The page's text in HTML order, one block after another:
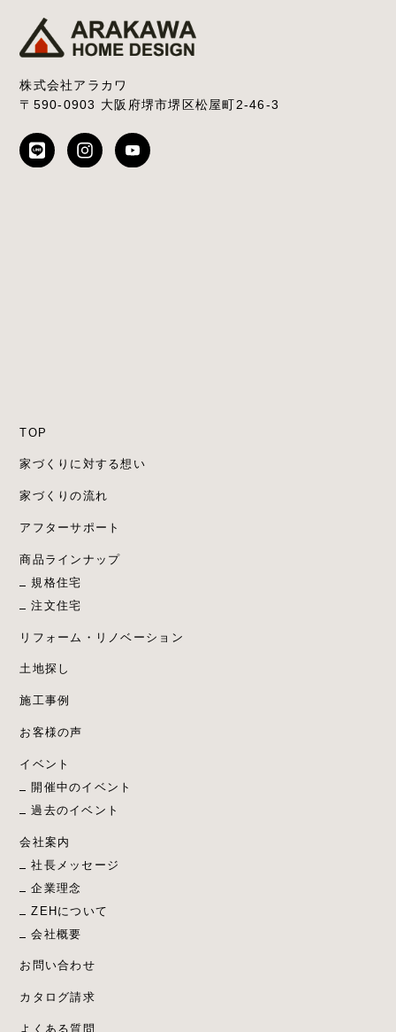
株式会社アラカワ
〒590-0903 大阪府堺市堺区松屋町2-46-3
TOP
家づくりに対する想い
家づくりの流れ
アフターサポート
商品ラインナップ
規格住宅
注文住宅
リフォーム・リノベーション
土地探し
施工事例
お客様の声
イベント
開催中のイベント
過去のイベント
会社案内
社長メッセージ
企業理念
ZEHについて
会社概要
お問い合わせ
カタログ請求
よくある質問